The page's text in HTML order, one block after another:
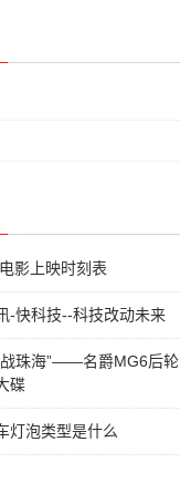
影上映时刻表
-快科技--科技改动未来
战珠海”——名爵MG6后轮
碟
灯泡类型是什么